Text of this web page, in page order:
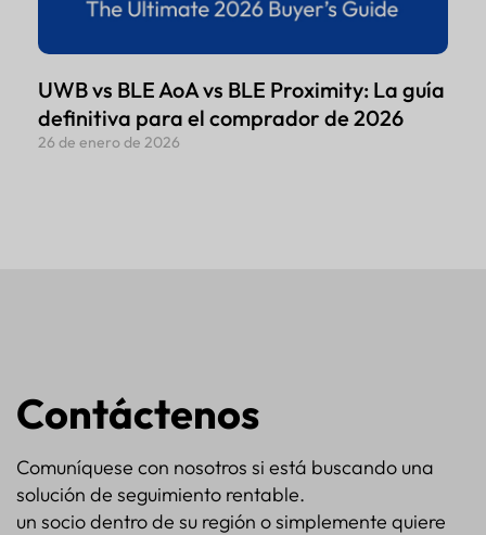
UWB vs BLE AoA vs BLE Proximity: La guía
definitiva para el comprador de 2026
26 de enero de 2026
Contáctenos
Comuníquese con nosotros si está buscando una
solución de seguimiento rentable.
un socio dentro de su región o simplemente quiere